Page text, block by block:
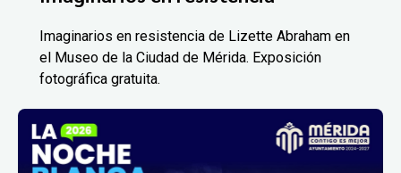
Imaginarios en resistencia de Lizette Abraham en
el Museo de la Ciudad de Mérida. Exposición
fotográfica gratuita.